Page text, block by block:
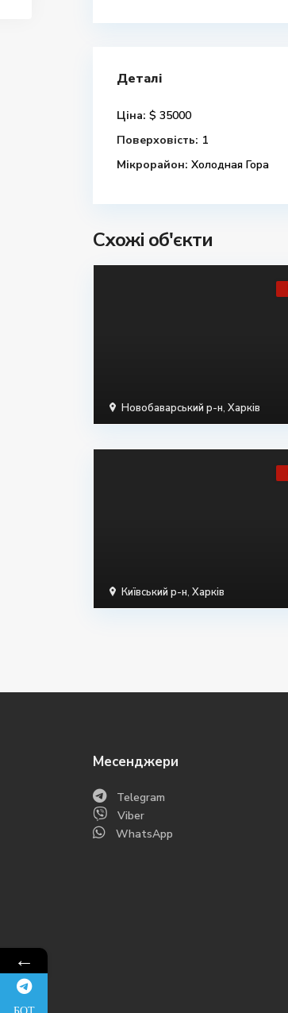
Деталі
Ціна: $ 35000
Поверховість: 1
Мікрорайон: Холодная Гора
Схожі об'єкти
Новобаварський р-н, Харків
Київський р-н, Харків
Месенджери
Telegram
Viber
WhatsApp
←